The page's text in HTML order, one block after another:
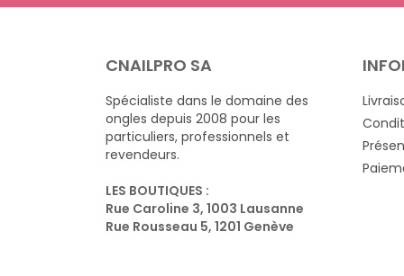
CNAILPRO SA
Spécialiste dans le domaine des
ongles depuis 2008 pour les
particuliers, professionnels et
revendeurs.
LES BOUTIQUES :
Rue Caroline 3, 1003 Lausanne
Rue Rousseau 5, 1201 Genève